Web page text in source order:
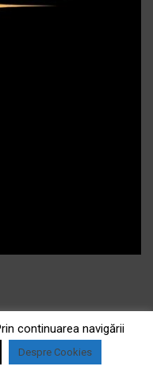
continuarea navigării
Despre Cookies